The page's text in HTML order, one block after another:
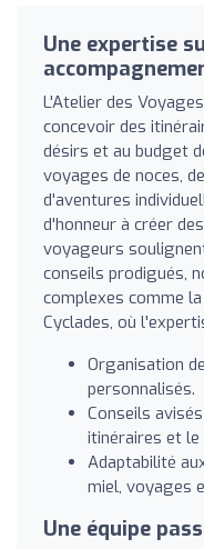
Une expertise
L'Atelier des
concevoir des
désirs et au budget
voyages de noces,
d'aventures
d'honneur à créer
voyageurs
conseils prodigués,
complexes comme
Cyclades, où
Organisation
personnalisés.
Conseils
itinéraires et le
Adaptabilité
miel, voyages
Une équipe